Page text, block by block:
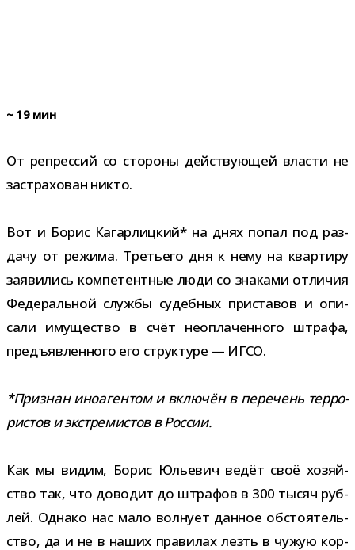
~ 19 мин
От репрес­сий со сто­роны дей­ству­ю­щей вла­сти не
застра­хо­ван никто.
Вот и Борис Кагарлицкий* на днях попал под раз­
дачу от режима. Третьего дня к нему на квар­тиру
заяви­лись ком­пе­тент­ные люди со зна­ками отли­чия
Федеральной службы судеб­ных при­ста­вов и опи­
сали иму­ще­ство в счёт неопла­чен­ного штрафа,
предъ­яв­лен­ного его струк­туре — ИГСО.
*Признан ино­аген­том и вклю­чён в пере­чень тер­ро­
ри­стов и экс­тре­ми­стов в России.
Как мы видим, Борис Юльевич ведёт своё хозяй­
ство так, что дово­дит до штра­фов в 300 тысяч руб­
лей. Однако нас мало вол­нует дан­ное обсто­я­тель­
ство, да и не в наших пра­ви­лах лезть в чужую кор­